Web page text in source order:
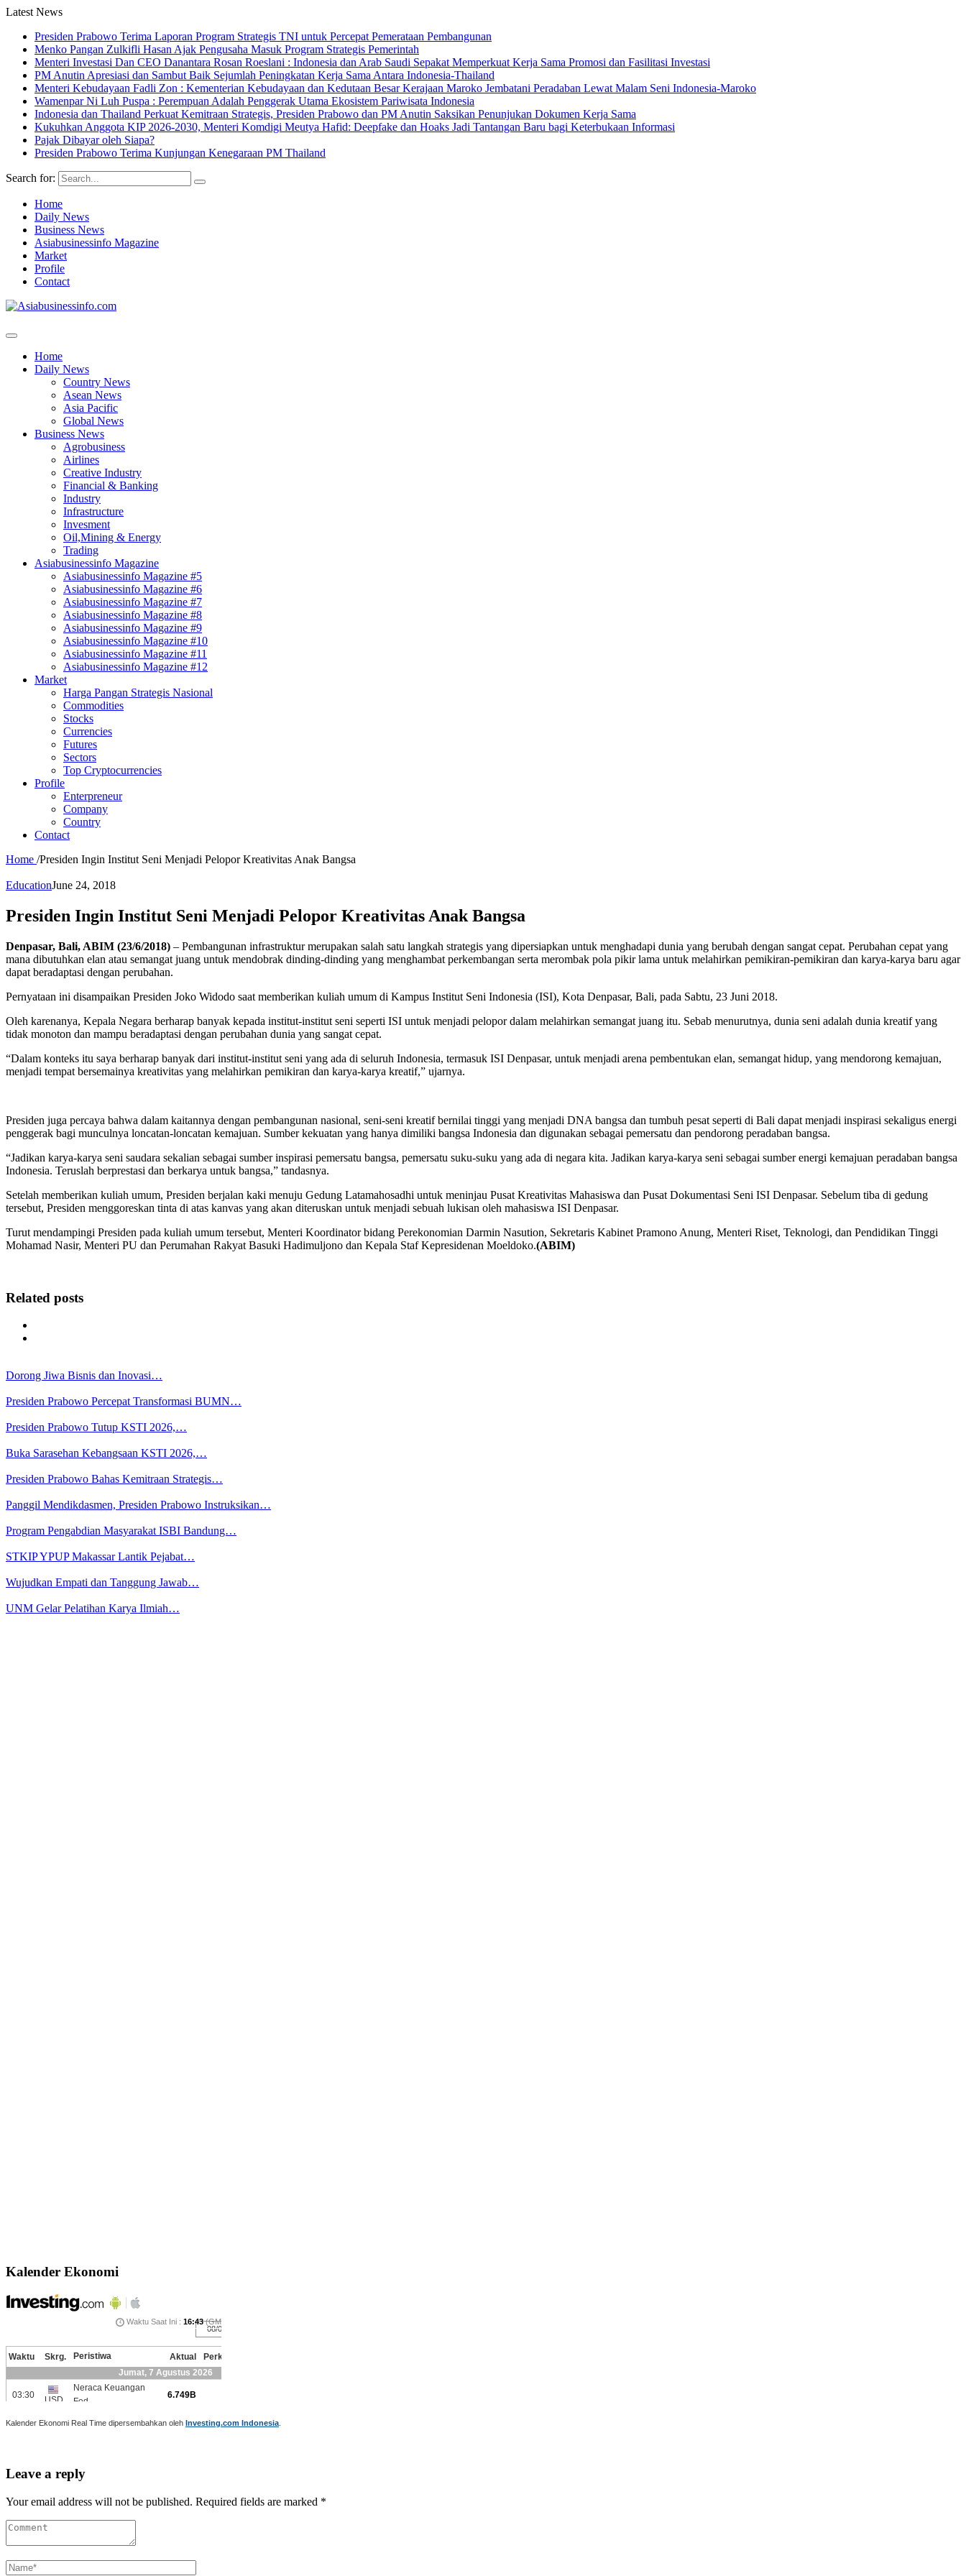
Latest News
Presiden Prabowo Terima Laporan Program Strategis TNI untuk Percepat Pemerataan Pembangunan
Menko Pangan Zulkifli Hasan Ajak Pengusaha Masuk Program Strategis Pemerintah
Menteri Investasi Dan CEO Danantara Rosan Roeslani : Indonesia dan Arab Saudi Sepakat Memperkuat Kerja Sama Promosi dan Fasilitasi Investasi
PM Anutin Apresiasi dan Sambut Baik Sejumlah Peningkatan Kerja Sama Antara Indonesia-Thailand
Menteri Kebudayaan Fadli Zon : Kementerian Kebudayaan dan Kedutaan Besar Kerajaan Maroko Jembatani Peradaban Lewat Malam Seni Indonesia-Maroko
Wamenpar Ni Luh Puspa : Perempuan Adalah Penggerak Utama Ekosistem Pariwisata Indonesia
Indonesia dan Thailand Perkuat Kemitraan Strategis, Presiden Prabowo dan PM Anutin Saksikan Penunjukan Dokumen Kerja Sama
Kukuhkan Anggota KIP 2026-2030, Menteri Komdigi Meutya Hafid: Deepfake dan Hoaks Jadi Tantangan Baru bagi Keterbukaan Informasi
Pajak Dibayar oleh Siapa?
Presiden Prabowo Terima Kunjungan Kenegaraan PM Thailand
Search for:
Home
Daily News
Business News
Asiabusinessinfo Magazine
Market
Profile
Contact
Home
Daily News
Country News
Asean News
Asia Pacific
Global News
Business News
Agrobusiness
Airlines
Creative Industry
Financial & Banking
Industry
Infrastructure
Invesment
Oil,Mining & Energy
Trading
Asiabusinessinfo Magazine
Asiabusinessinfo Magazine #5
Asiabusinessinfo Magazine #6
Asiabusinessinfo Magazine #7
Asiabusinessinfo Magazine #8
Asiabusinessinfo Magazine #9
Asiabusinessinfo Magazine #10
Asiabusinessinfo Magazine #11
Asiabusinessinfo Magazine #12
Market
Harga Pangan Strategis Nasional
Commodities
Stocks
Currencies
Futures
Sectors
Top Cryptocurrencies
Profile
Enterpreneur
Company
Country
Contact
Home /Presiden Ingin Institut Seni Menjadi Pelopor Kreativitas Anak Bangsa
EducationJune 24, 2018
Presiden Ingin Institut Seni Menjadi Pelopor Kreativitas Anak Bangsa
Denpasar, Bali, ABIM (23/6/2018) – Pembangunan infrastruktur merupakan salah satu langkah strategis yang dipersiapkan untuk menghadapi dunia yang berubah dengan sangat cepat. Perubahan cepat yang
mana dibutuhkan elan atau semangat juang untuk mendobrak dinding-dinding yang menghambat perkembangan serta merombak pola pikir lama untuk melahirkan pemikiran-pemikiran dan karya-karya baru agar
dapat beradaptasi dengan perubahan.
Pernyataan ini disampaikan Presiden Joko Widodo saat memberikan kuliah umum di Kampus Institut Seni Indonesia (ISI), Kota Denpasar, Bali, pada Sabtu, 23 Juni 2018.
Oleh karenanya, Kepala Negara berharap banyak kepada institut-institut seni seperti ISI untuk menjadi pelopor dalam melahirkan semangat juang itu. Sebab menurutnya, dunia seni adalah dunia kreatif yang
tidak monoton dan mampu beradaptasi dengan perubahan dunia yang sangat cepat.
“Dalam konteks itu saya berharap banyak dari institut-institut seni yang ada di seluruh Indonesia, termasuk ISI Denpasar, untuk menjadi arena pembentukan elan, semangat hidup, yang mendorong kemajuan,
menjadi tempat bersemainya kreativitas yang melahirkan pemikiran dan karya-karya kreatif,” ujarnya.
Presiden juga percaya bahwa dalam kaitannya dengan pembangunan nasional, seni-seni kreatif bernilai tinggi yang menjadi DNA bangsa dan tumbuh pesat seperti di Bali dapat menjadi inspirasi sekaligus energi
penggerak bagi munculnya loncatan-loncatan kemajuan. Sumber kekuatan yang hanya dimiliki bangsa Indonesia dan digunakan sebagai pemersatu dan pendorong peradaban bangsa.
“Jadikan karya-karya seni saudara sekalian sebagai sumber inspirasi pemersatu bangsa, pemersatu suku-suku yang ada di negara kita. Jadikan karya-karya seni sebagai sumber energi kemajuan peradaban bangsa
Indonesia. Teruslah berprestasi dan berkarya untuk bangsa,” tandasnya.
Setelah memberikan kuliah umum, Presiden berjalan kaki menuju Gedung Latamahosadhi untuk meninjau Pusat Kreativitas Mahasiswa dan Pusat Dokumentasi Seni ISI Denpasar. Sebelum tiba di gedung
tersebut, Presiden menggoreskan tinta di atas kanvas yang akan diteruskan untuk menjadi sebuah lukisan oleh mahasiswa ISI Denpasar.
Turut mendampingi Presiden pada kuliah umum tersebut, Menteri Koordinator bidang Perekonomian Darmin Nasution, Sekretaris Kabinet Pramono Anung, Menteri Riset, Teknologi, dan Pendidikan Tinggi
Mohamad Nasir, Menteri PU dan Perumahan Rakyat Basuki Hadimuljono dan Kepala Staf Kepresidenan Moeldoko.(ABIM)
Related posts
Dorong Jiwa Bisnis dan Inovasi…
Presiden Prabowo Percepat Transformasi BUMN…
Presiden Prabowo Tutup KSTI 2026,…
Buka Sarasehan Kebangsaan KSTI 2026,…
Presiden Prabowo Bahas Kemitraan Strategis…
Panggil Mendikdasmen, Presiden Prabowo Instruksikan…
Program Pengabdian Masyarakat ISBI Bandung…
STKIP YPUP Makassar Lantik Pejabat…
Wujudkan Empati dan Tanggung Jawab…
UNM Gelar Pelatihan Karya Ilmiah…
Kalender Ekonomi
Kalender Ekonomi Real Time dipersembahkan oleh Investing.com Indonesia
Leave a reply
Your email address will not be published. Required fields are marked *